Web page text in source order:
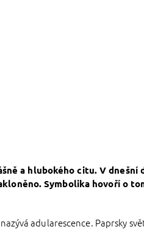
a hlubokého citu. V dnešní
Symbolika hovoří o
adularescence. Paprsky